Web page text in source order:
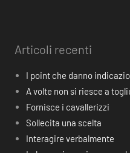
Articoli recenti
I point che danno
A volte non si riesce a
Fornisce i cavallerizzi
Sollecita una scelta
Interagire verbalmente